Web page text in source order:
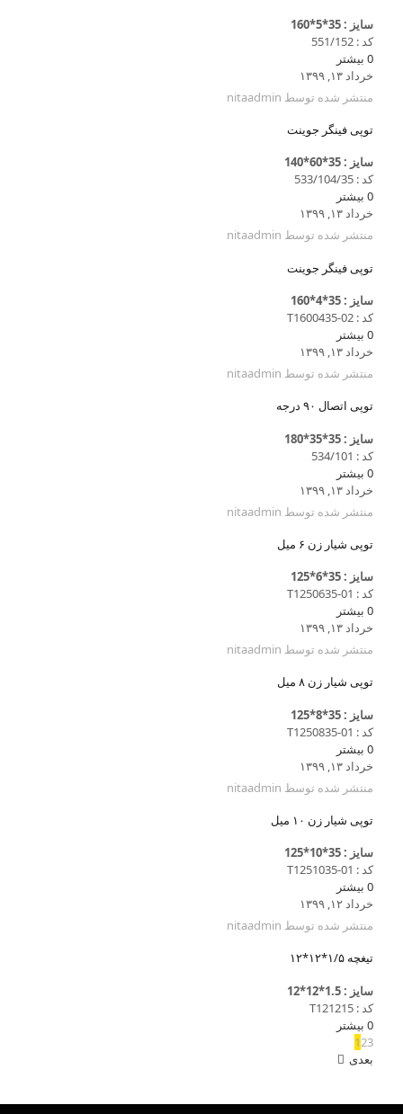
سایز : 35*5*160
کد : 551/152
0 بیشتر
خرداد ۱۳, ۱۳۹۹
منتشر شده توسط nitaadmin
توپی فینگر جوینت
سایز : 35*60*140
کد : 533/104/35
0 بیشتر
خرداد ۱۳, ۱۳۹۹
منتشر شده توسط nitaadmin
توپی فینگر جوینت
سایز : 35*4*160
کد : T1600435-02
0 بیشتر
خرداد ۱۳, ۱۳۹۹
منتشر شده توسط nitaadmin
توپی اتصال ۹۰ درجه
سایز : 35*35*180
کد : 534/101
0 بیشتر
خرداد ۱۳, ۱۳۹۹
منتشر شده توسط nitaadmin
توپی شیار زن ۶ میل
سایز : 35*6*125
کد : T1250635-01
0 بیشتر
خرداد ۱۳, ۱۳۹۹
منتشر شده توسط nitaadmin
توپی شیار زن ۸ میل
سایز : 35*8*125
کد : T1250835-01
0 بیشتر
خرداد ۱۳, ۱۳۹۹
منتشر شده توسط nitaadmin
توپی شیار زن ۱۰ میل
سایز : 35*10*125
کد : T1251035-01
0 بیشتر
خرداد ۱۲, ۱۳۹۹
منتشر شده توسط nitaadmin
تیغچه ۱/۵*۱۲*۱۲
سایز : 1.5*12*12
کد : T121215
0 بیشتر
123
بعدی